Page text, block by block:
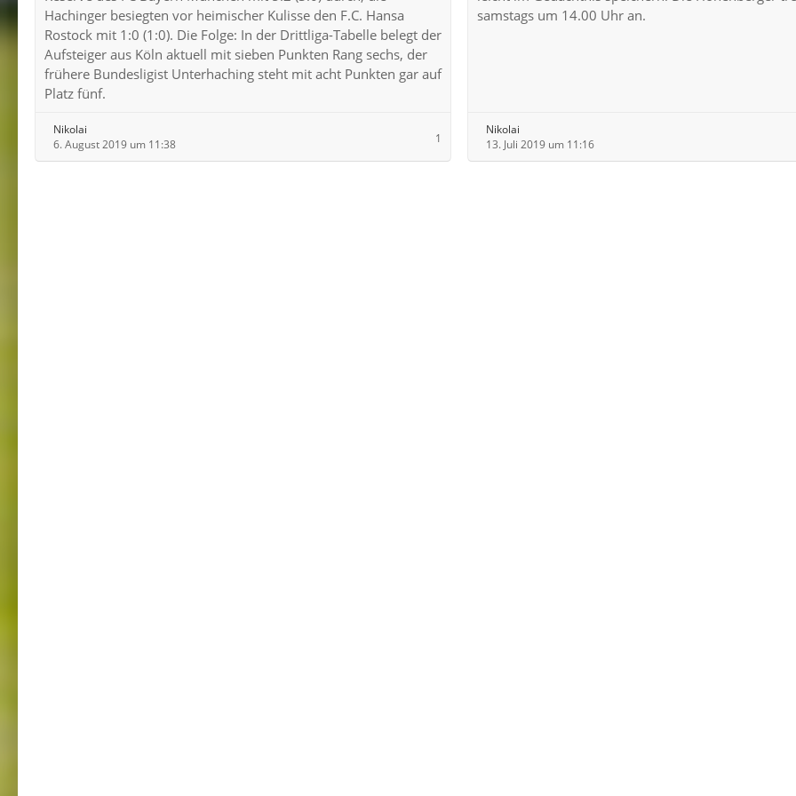
Hachinger besiegten vor heimischer Kulisse den F.C. Hansa
Rostock mit 1:0 (1:0). Die Folge: In der Drittliga-Tabelle belegt der
Aufsteiger aus Köln aktuell mit sieben Punkten Rang sechs, der
frühere Bundesligist Unterhaching steht mit acht Punkten gar auf
Platz fünf.
Nikolai
6. August 2019 um 11:38
1
samstags um 14.00 Uhr an.
Nikolai
13. Juli 2019 um 11:16